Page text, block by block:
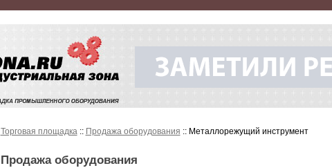
Торговая площадка:: Продажа оборудования :: Металлорежущий инструмент
Продажа оборудования